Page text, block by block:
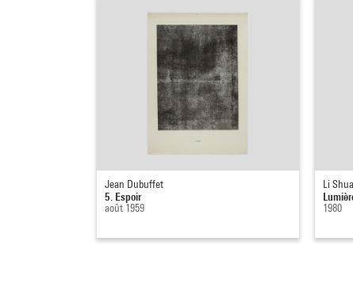
Jean Dubuffet
5. Espoir
août 1959
Li
1980